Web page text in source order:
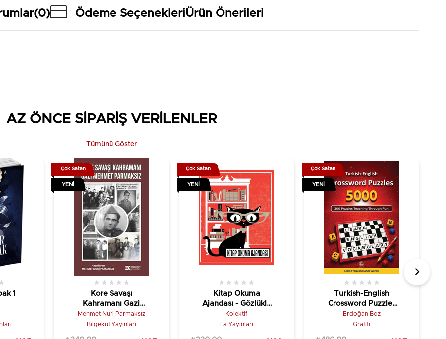
(0) Ödeme SeçenekleriÜrün Önerileri
AZ ÖNCE SİPARİŞ VERİLENLER
1
Kore Savaşı
Kahramanı Gazi
Mehmet Parmaksız
★ ★ ★ ★ ★
Mehmet Nuri Parmaksız
Bilgekut Yayınları
Çok Satan
YENI
Kitap Okuma
Ajandası - Gözlüklü
Kedi
★ ★ ★ ★ ★
Kolektif
Fa Yayınları
Çok Satan
YENI
Turkish-English
Crossword Puzzles
(5000)
★ ★ ★ ★ ★
Erdoğan Boz
Grafiti
Çok Satan
YENI
Tümünü Göster